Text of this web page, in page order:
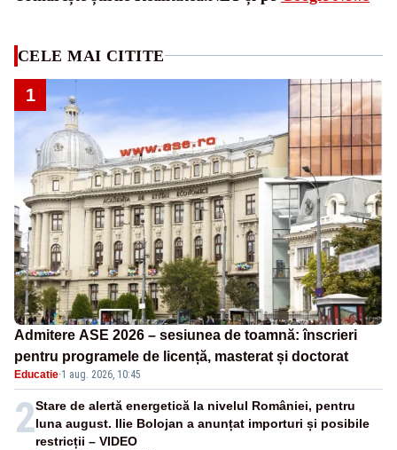
CELE MAI CITITE
1
Admitere ASE 2026 – sesiunea de toamnă: înscrieri
pentru programele de licență, masterat și doctorat
Educatie·1 aug. 2026, 10:45
2Stare de alertă energetică la nivelul României, pentru
luna august. Ilie Bolojan a anunțat importuri și posibile
restricții – VIDEO